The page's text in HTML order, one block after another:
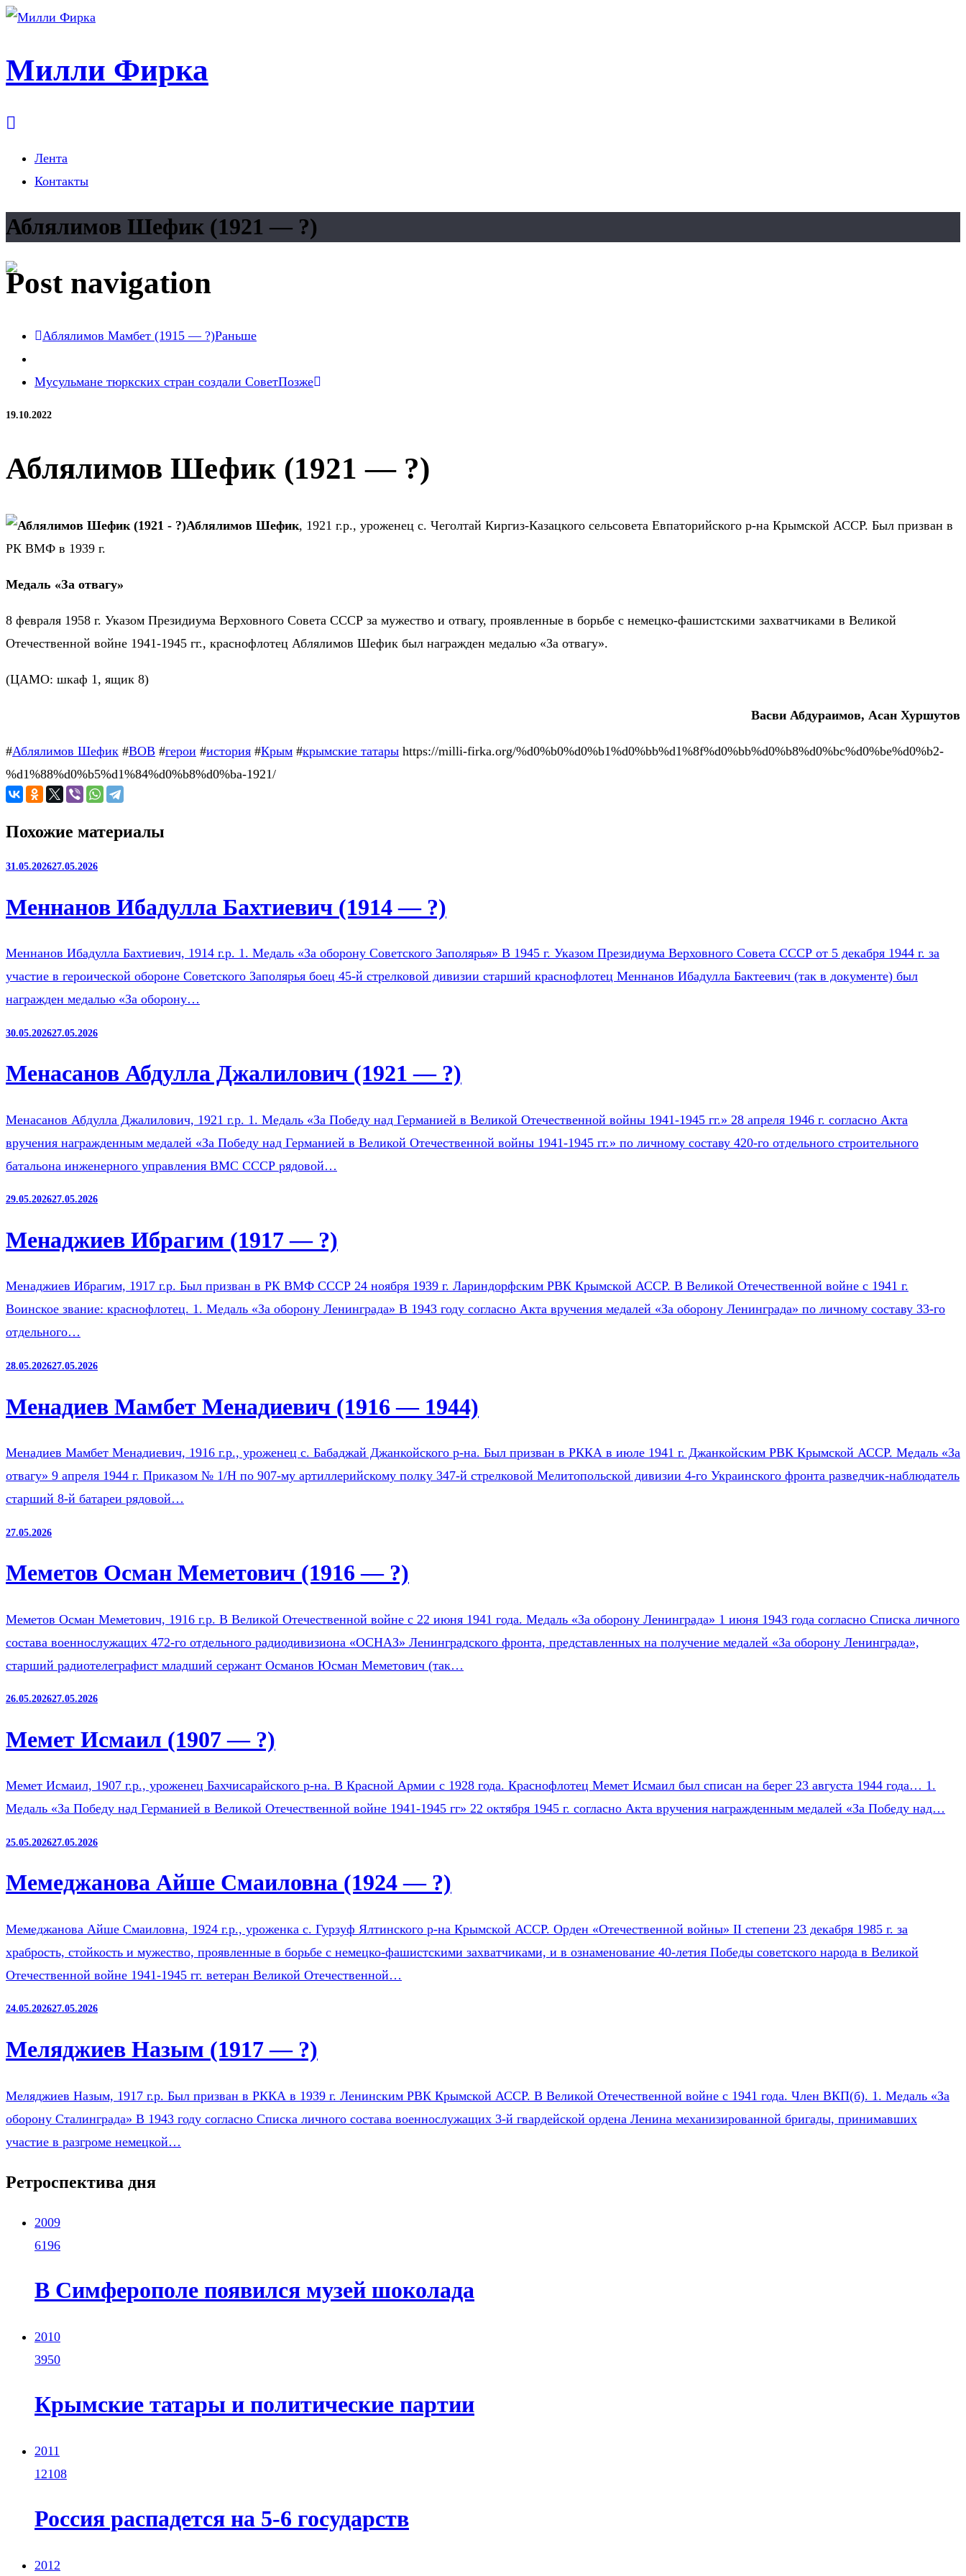
Милли Фирка
Лента
Контакты
Аблялимов Шефик (1921 — ?)
Post navigation
Аблялимов Мамбет (1915 — ?)Раньше
Мусульмане тюркских стран создали СоветПозже
19.10.2022
Аблялимов Шефик (1921 — ?)
Аблялимов Шефик, 1921 г.р., уроженец с. Чеголтай Киргиз-Казацкого сельсовета Евпаторийского р-на Крымской АССР. Был призван в
РК ВМФ в 1939 г.
Медаль «За отвагу»
8 февраля 1958 г. Указом Президиума Верховного Совета СССР за мужество и отвагу, проявленные в борьбе с немецко-фашистскими захватчиками в Великой
Отечественной войне 1941-1945 гг., краснофлотец Аблялимов Шефик был награжден медалью «За отвагу».
(ЦАМО: шкаф 1, ящик 8)
Васви Абдураимов, Асан Хуршутов
#Аблялимов Шефик #ВОВ #герои #история #Крым #крымские татары https://milli-firka.org/%d0%b0%d0%b1%d0%bb%d1%8f%d0%bb%d0%b8%d0%bc%d0%be%d0%b2-
%d1%88%d0%b5%d1%84%d0%b8%d0%ba-1921/
Похожие материалы
31.05.202627.05.2026
Меннанов Ибадулла Бахтиевич (1914 — ?)
Меннанов Ибадулла Бахтиевич, 1914 г.р. 1. Медаль «За оборону Советского Заполярья» В 1945 г. Указом Президиума Верховного Совета СССР от 5 декабря 1944 г. за
участие в героической обороне Советского Заполярья боец 45-й стрелковой дивизии старший краснофлотец Меннанов Ибадулла Бактеевич (так в документе) был
награжден медалью «За оборону…
30.05.202627.05.2026
Менасанов Абдулла Джалилович (1921 — ?)
Менасанов Абдулла Джалилович, 1921 г.р. 1. Медаль «За Победу над Германией в Великой Отечественной войны 1941-1945 гг.» 28 апреля 1946 г. согласно Акта
вручения награжденным медалей «За Победу над Германией в Великой Отечественной войны 1941-1945 гг.» по личному составу 420-го отдельного строительного
батальона инженерного управления ВМС СССР рядовой…
29.05.202627.05.2026
Менаджиев Ибрагим (1917 — ?)
Менаджиев Ибрагим, 1917 г.р. Был призван в РК ВМФ СССР 24 ноября 1939 г. Лариндорфским РВК Крымской АССР. В Великой Отечественной войне с 1941 г.
Воинское звание: краснофлотец. 1. Медаль «За оборону Ленинграда» В 1943 году согласно Акта вручения медалей «За оборону Ленинграда» по личному составу 33-го
отдельного…
28.05.202627.05.2026
Менадиев Мамбет Менадиевич (1916 — 1944)
Менадиев Мамбет Менадиевич, 1916 г.р., уроженец с. Бабаджай Джанкойского р-на. Был призван в РККА в июле 1941 г. Джанкойским РВК Крымской АССР. Медаль «За
отвагу» 9 апреля 1944 г. Приказом № 1/Н по 907-му артиллерийскому полку 347-й стрелковой Мелитопольской дивизии 4-го Украинского фронта разведчик-наблюдатель
старший 8-й батареи рядовой…
27.05.2026
Меметов Осман Меметович (1916 — ?)
Меметов Осман Меметович, 1916 г.р. В Великой Отечественной войне с 22 июня 1941 года. Медаль «За оборону Ленинграда» 1 июня 1943 года согласно Списка личного
состава военнослужащих 472-го отдельного радиодивизиона «ОСНАЗ» Ленинградского фронта, представленных на получение медалей «За оборону Ленинграда»,
старший радиотелеграфист младший сержант Османов Юсман Меметович (так…
26.05.202627.05.2026
Мемет Исмаил (1907 — ?)
Мемет Исмаил, 1907 г.р., уроженец Бахчисарайского р-на. В Красной Армии с 1928 года. Краснофлотец Мемет Исмаил был списан на берег 23 августа 1944 года… 1.
Медаль «За Победу над Германией в Великой Отечественной войне 1941-1945 гг» 22 октября 1945 г. согласно Акта вручения награжденным медалей «За Победу над…
25.05.202627.05.2026
Мемеджанова Айше Смаиловна (1924 — ?)
Мемеджанова Айше Смаиловна, 1924 г.р., уроженка с. Гурзуф Ялтинского р-на Крымской АССР. Орден «Отечественной войны» II степени 23 декабря 1985 г. за
храбрость, стойкость и мужество, проявленные в борьбе с немецко-фашистскими захватчиками, и в ознаменование 40-летия Победы советского народа в Великой
Отечественной войне 1941-1945 гг. ветеран Великой Отечественной…
24.05.202627.05.2026
Меляджиев Назым (1917 — ?)
Меляджиев Назым, 1917 г.р. Был призван в РККА в 1939 г. Ленинским РВК Крымской АССР. В Великой Отечественной войне с 1941 года. Член ВКП(б). 1. Медаль «За
оборону Сталинграда» В 1943 году согласно Списка личного состава военнослужащих 3-й гвардейской ордена Ленина механизированной бригады, принимавших
участие в разгроме немецкой…
Ретроспектива дня
2009
6196
В Симферополе появился музей шоколада
2010
3950
Крымские татары и политические партии
2011
12108
Россия распадется на 5-6 государств
2012